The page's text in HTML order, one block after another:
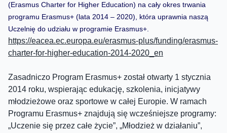
(Erasmus Charter for Higher Education) na cały okres trwania
programu Erasmus+ (lata 2014 – 2020), która uprawnia naszą
Uczelnię do udziału w programie Erasmus+.
https://eacea.ec.europa.eu/erasmus-plus/funding/erasmus-
charter-for-higher-education-2014-2020_en
Zasadniczo Program Erasmus+ został otwarty 1 stycznia
2014 roku, wspierając edukację, szkolenia, inicjatywy
młodzieżowe oraz sportowe w całej Europie. W ramach
Programu Erasmus+ znajdują się wcześniejsze programy:
„Uczenie się przez całe życie”, „Młodzież w działaniu”,